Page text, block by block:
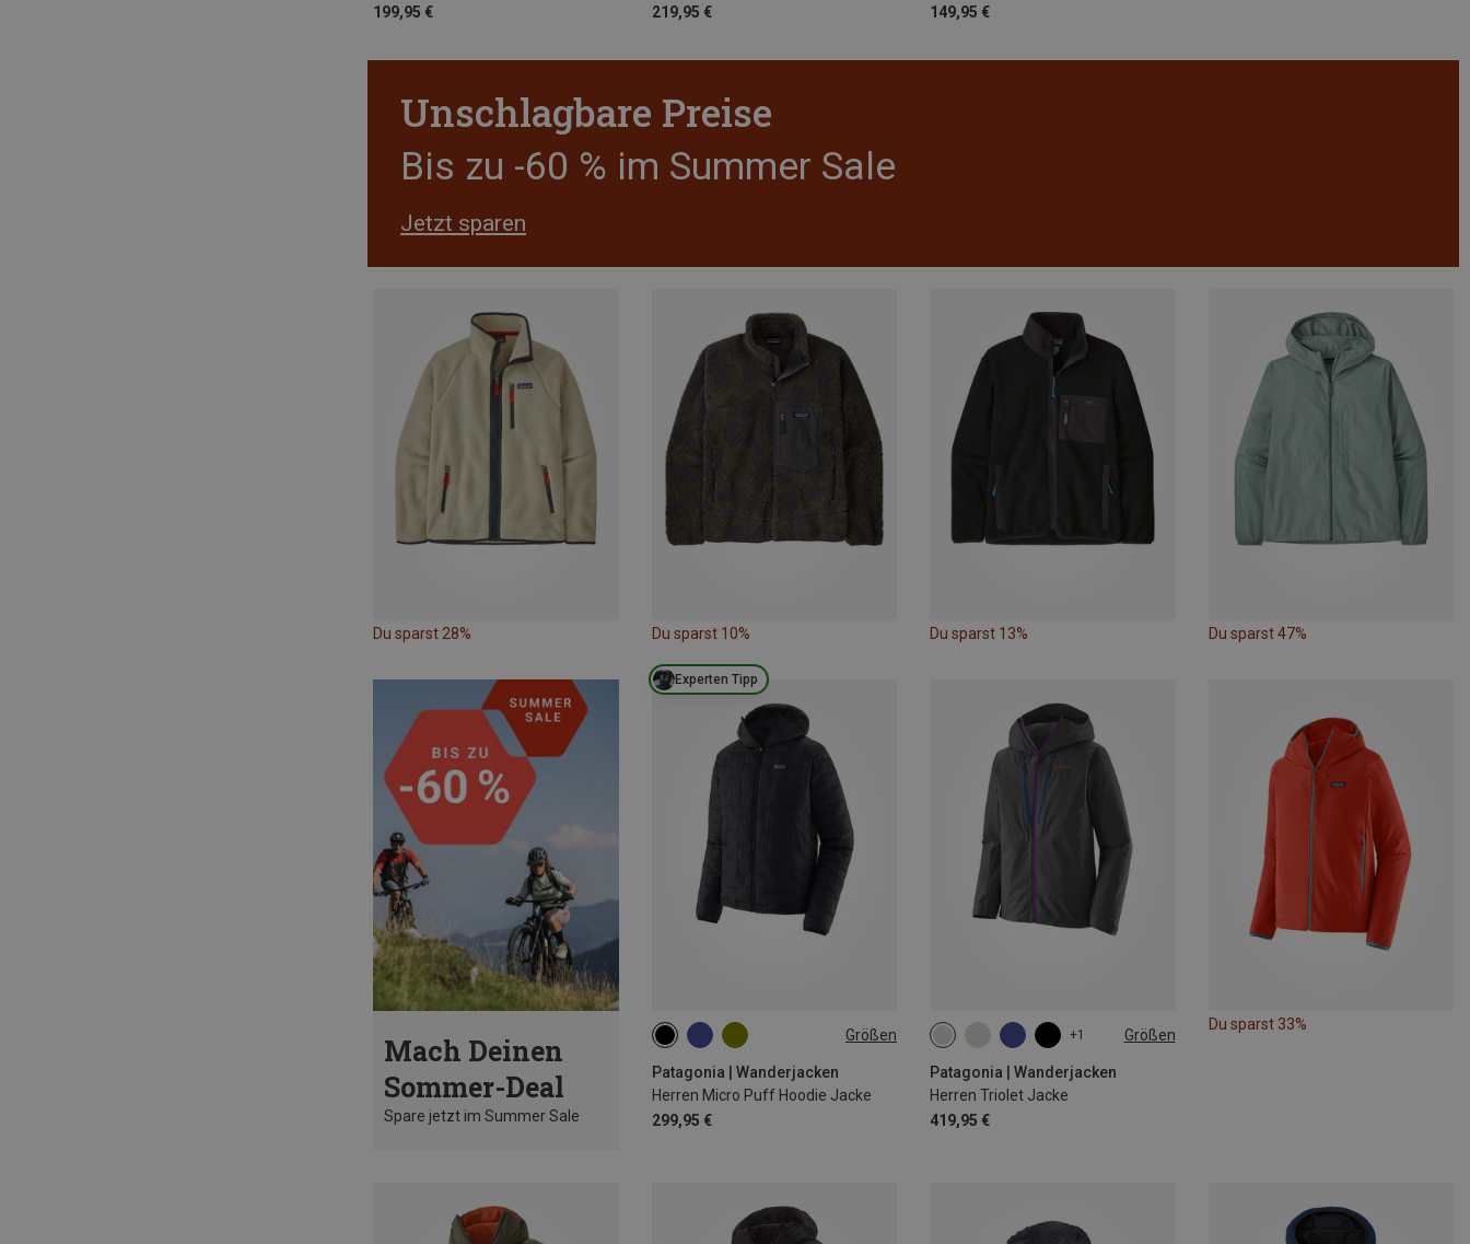
199,95 €
219,95 €
149,95 €
Unschlagbare Preise
Bis zu -60 % im Summer Sale
Jetzt sparen
Du sparst 28% Du sparst 10% Du sparst 13% Du sparst 47%
Mach Deinen
Sommer-Deal
Spare jetzt im Summer Sale
Experten Tipp
Größen
Patagonia | Wanderjacken
Herren Micro Puff Hoodie Jacke
299,95 €
S M L
+1 Größen
Patagonia | Wanderjacken
Herren Triolet Jacke
419,95 €
S M L XL
Du sparst 33%